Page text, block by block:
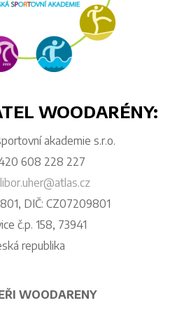
WOODARÉNY:
akademie s.r.o.
608 228 227
libor.uher@atlas.cz
DIČ: CZ07209801
č.p. 158, 73941
republika
WOODARENY